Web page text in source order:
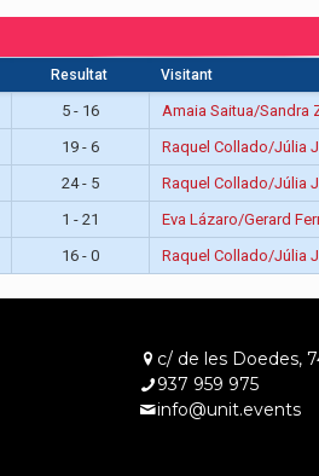
Resultat Visitant
5 - 16 Amaia Saitua/Sandra
19 - 6 Raquel Collado/Júlia
24 - 5 Raquel Collado/Júlia
1 - 21 Eva Lázaro/Gerard
16 - 0 Raquel Collado/Júlia
c/ de les Doedes,
937 959 975
info@unit.events